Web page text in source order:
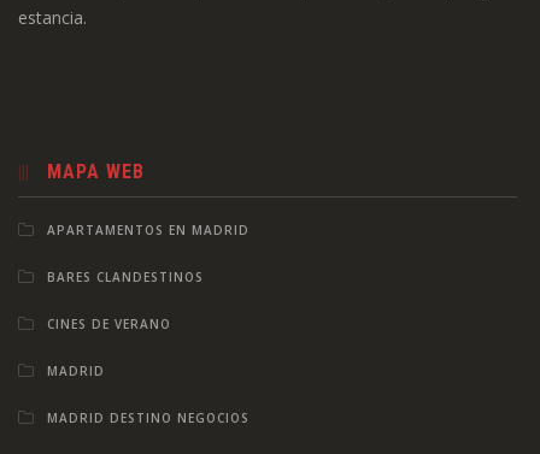
estancia.
MAPA WEB
APARTAMENTOS EN MADRID
BARES CLANDESTINOS
CINES DE VERANO
MADRID
MADRID DESTINO NEGOCIOS